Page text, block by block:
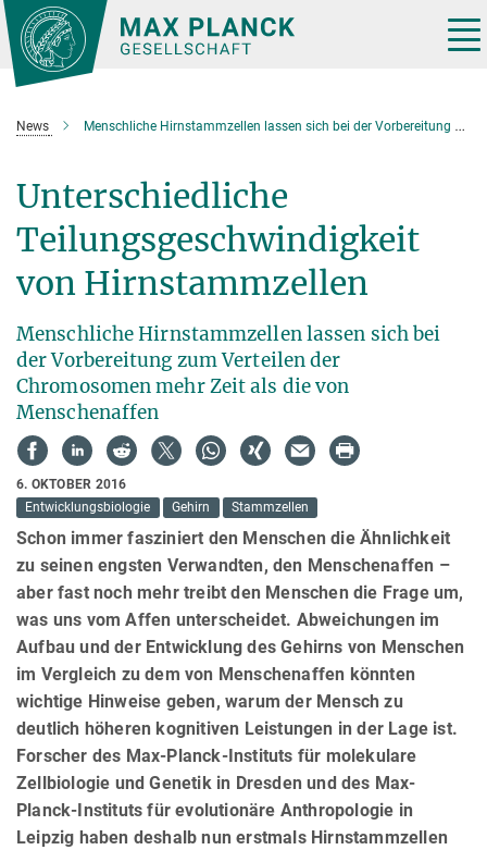
Hauptinhalt
News Menschliche Hirnstammzellen lassen sich bei der Vorbereitung zum Verteilen der Chromosomen mehr Zeit als die von Menschenaffen
Unterschiedliche
Teilungsgeschwindigkeit
von Hirnstammzellen
Menschliche Hirnstammzellen lassen sich bei
der Vorbereitung zum Verteilen der
Chromosomen mehr Zeit als die von
Menschenaffen
6. OKTOBER 2016
Entwicklungsbiologie
Gehirn Stammzellen
Schon immer fasziniert den Menschen die Ähnlichkeit
zu seinen engsten Verwandten, den Menschenaffen –
aber fast noch mehr treibt den Menschen die Frage um,
was uns vom Affen unterscheidet. Abweichungen im
Aufbau und der Entwicklung des Gehirns von Menschen
im Vergleich zu dem von Menschenaffen könnten
wichtige Hinweise geben, warum der Mensch zu
deutlich höheren kognitiven Leistungen in der Lage ist.
Forscher des Max-Planck-Instituts für molekulare
Zellbiologie und Genetik in Dresden und des Max-
Planck-Instituts für evolutionäre Anthropologie in
Leipzig haben deshalb nun erstmals Hirnstammzellen